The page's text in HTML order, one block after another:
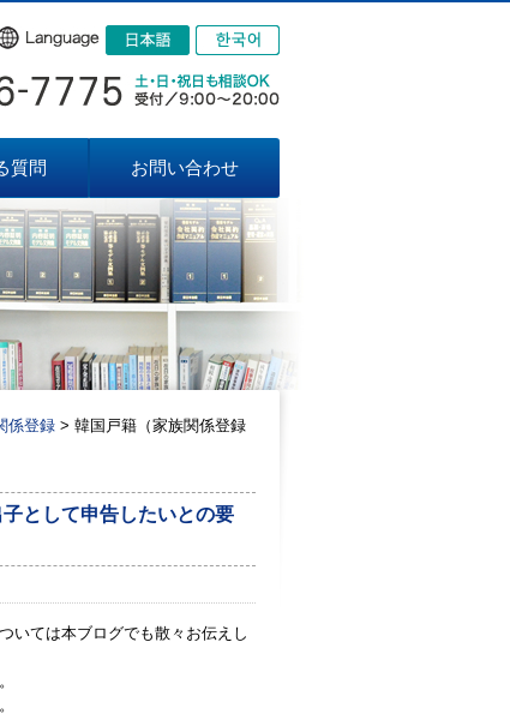
質問 お問い合わせ
係登録
韓国戸籍（家族関係登録
として申告したいとの要
いては本ブログでも散々お伝えし